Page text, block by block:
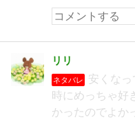
リリ
ネタバレ
安くなっ
時にめっちゃ好
かったのでよか